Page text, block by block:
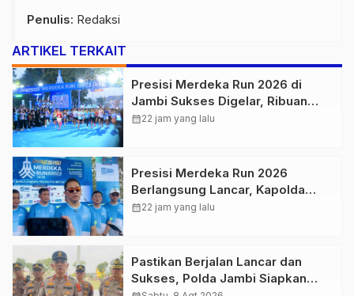
Penulis: Redaksi
ARTIKEL TERKAIT
Presisi Merdeka Run 2026 di
Jambi Sukses Digelar, Ribuan
Peserta Ramaikan Event Nasional
calendar_month22 jam yang lalu
Presisi Merdeka Run 2026
Berlangsung Lancar, Kapolda
Jambi Ucapkan Terimakasih dan
calendar_month22 jam yang lalu
Pastikan Berjalan Lancar dan
Sukses, Polda Jambi Siapkan